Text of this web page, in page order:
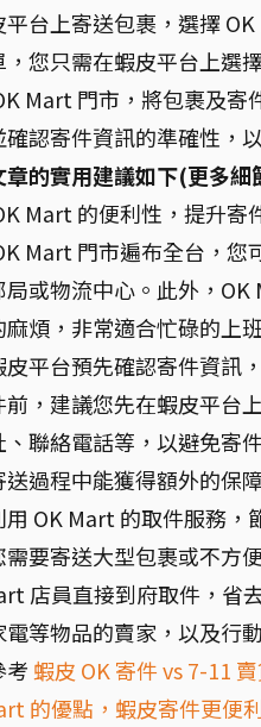
平台上寄送包裹，選擇
，您只需在蝦皮平台上選
Mart 門市，將包裹及寄
確認寄件資訊的準確性，
章的實用建議如下(更多細
Mart 的便利性，提升寄
Mart 門市遍布全台，
局或物流中心。此外，
麻煩，非常適合忙碌的上
皮平台預先確認寄件資訊
前，建議您先在蝦皮平台
、聯絡電話等，以避免寄
送過程中能獲得額外的保
用 OK Mart 的取件服務，
需要寄送大型包裹或不方
店員直接到府取件，省
等物品的賣家，以及行
考蝦皮 OK 寄件 vs 7-11
的優點，蝦皮寄件更便